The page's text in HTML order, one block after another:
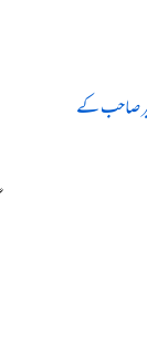
صاحب کے